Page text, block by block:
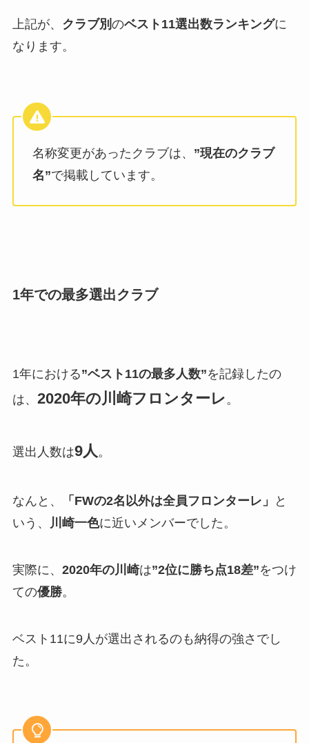
上記が、 クラブ別 のベスト11選出数ランキングに
なります。
名称変更があったクラブは、 ”現在のクラブ
名”で掲載しています。
1年での最多選出クラブ
1年における”ベスト11の最多人数”を記録したの
は、 2020年の川崎フロンターレ。
選出人数は9人。
なんと、 「FWの2名以外は全員フロンターレ」
と
いう、
川崎一色に近いメンバーでした。
実際に、 2020年の川崎は”2位に勝ち点18差”をつけ
ての優勝。
ベスト11に9人が選出されるのも納得の強さでし
た。